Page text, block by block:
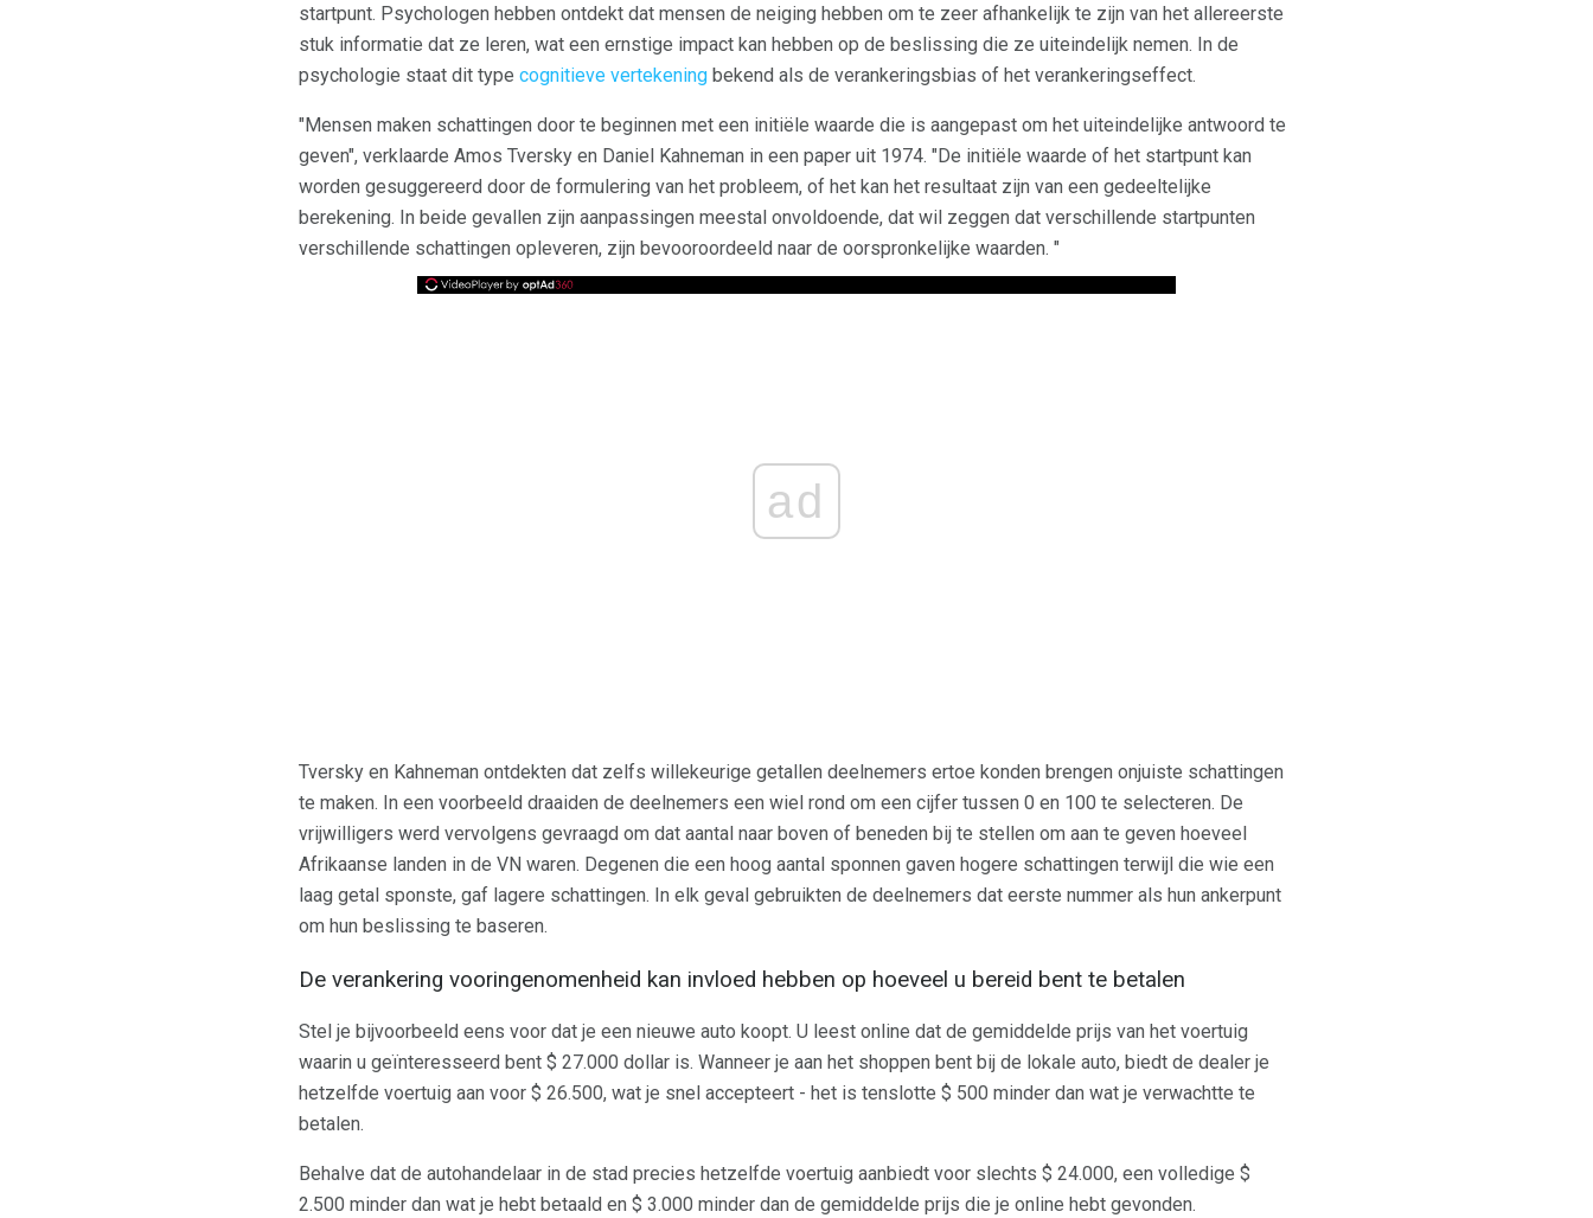
startpunt. Psychologen hebben ontdekt dat mensen de neiging hebben om te zeer afhankelijk te zijn van het allereerste
stuk informatie dat ze leren, wat een ernstige impact kan hebben op de beslissing die ze uiteindelijk nemen. In de
psychologie staat dit type cognitieve vertekening bekend als de verankeringsbias of het verankeringseffect.
"Mensen maken schattingen door te beginnen met een initiële waarde die is aangepast om het uiteindelijke antwoord te
geven", verklaarde Amos Tversky en Daniel Kahneman in een paper uit 1974. "De initiële waarde of het startpunt kan
worden gesuggereerd door de formulering van het probleem, of het kan het resultaat zijn van een gedeeltelijke
berekening. In beide gevallen zijn aanpassingen meestal onvoldoende, dat wil zeggen dat verschillende startpunten
verschillende schattingen opleveren, zijn bevooroordeeld naar de oorspronkelijke waarden. "
ad
Tversky en Kahneman ontdekten dat zelfs willekeurige getallen deelnemers ertoe konden brengen onjuiste schattingen
te maken. In een voorbeeld draaiden de deelnemers een wiel rond om een ​​cijfer tussen 0 en 100 te selecteren. De
vrijwilligers werd vervolgens gevraagd om dat aantal naar boven of beneden bij te stellen om aan te geven hoeveel
Afrikaanse landen in de VN waren. Degenen die een hoog aantal sponnen gaven hogere schattingen terwijl die wie een
laag getal sponste, gaf lagere schattingen. In elk geval gebruikten de deelnemers dat eerste nummer als hun ankerpunt
om hun beslissing te baseren.
De verankering vooringenomenheid kan invloed hebben op hoeveel u bereid bent te betalen
Stel je bijvoorbeeld eens voor dat je een nieuwe auto koopt. U leest online dat de gemiddelde prijs van het voertuig
waarin u geïnteresseerd bent $ 27.000 dollar is. Wanneer je aan het shoppen bent bij de lokale auto, biedt de dealer je
hetzelfde voertuig aan voor $ 26.500, wat je snel accepteert - het is tenslotte $ 500 minder dan wat je verwachtte te
betalen.
Behalve dat de autohandelaar in de stad precies hetzelfde voertuig aanbiedt voor slechts $ 24.000, een volledige $
2.500 minder dan wat je hebt betaald en $ 3.000 minder dan de gemiddelde prijs die je online hebt gevonden.